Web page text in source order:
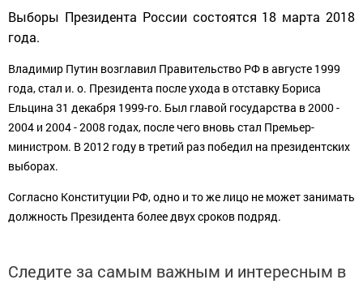
Выборы Президента России состоятся 18 марта 2018
года.
Владимир Путин возглавил Правительство РФ в августе 1999
года, стал и. о. Президента после ухода в отставку Бориса
Ельцина 31 декабря 1999-го. Был главой государства в 2000 -
2004 и 2004 - 2008 годах, после чего вновь стал Премьер-
министром. В 2012 году в третий раз победил на президентских
выборах.
Согласно Конституции РФ, одно и то же лицо не может занимать
должность Президента более двух сроков подряд.
Следите за самым важным и интересным в